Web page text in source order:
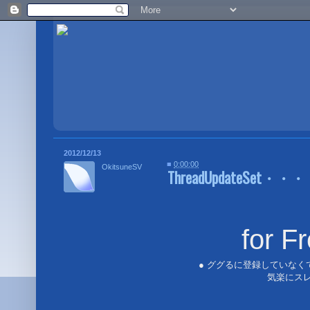
2012/12/13
ThreadUpdateSet・・・
for
● ググるに登録していなく
気楽にス
OkitsuneSV ■0:00:00